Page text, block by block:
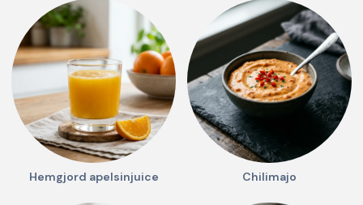
Hemgjord apelsinjuice Chilimajo